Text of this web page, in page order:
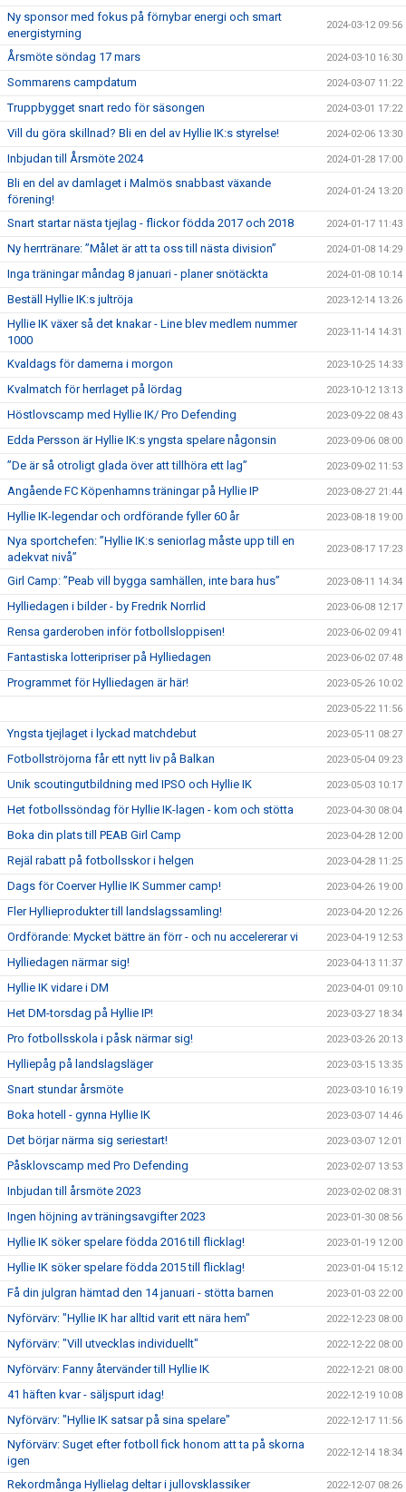
Ny sponsor med fokus på förnybar energi och smart
energistyrning
2024-03-12 09:56
Årsmöte söndag 17 mars 2024-03-10 16:30
Sommarens campdatum 2024-03-07 11:22
Truppbygget snart redo för säsongen 2024-03-01 17:22
Vill du göra skillnad? Bli en del av Hyllie IK:s styrelse! 2024-02-06 13:30
Inbjudan till Årsmöte 2024 2024-01-28 17:00
Bli en del av damlaget i Malmös snabbast växande
förening!
2024-01-24 13:20
Snart startar nästa tjejlag - flickor födda 2017 och 2018 2024-01-17 11:43
Ny herrtränare: ”Målet är att ta oss till nästa division” 2024-01-08 14:29
Inga träningar måndag 8 januari - planer snötäckta 2024-01-08 10:14
Beställ Hyllie IK:s jultröja 2023-12-14 13:26
Hyllie IK växer så det knakar - Line blev medlem nummer
1000
2023-11-14 14:31
Kvaldags för damerna i morgon 2023-10-25 14:33
Kvalmatch för herrlaget på lördag 2023-10-12 13:13
Höstlovscamp med Hyllie IK/ Pro Defending 2023-09-22 08:43
Edda Persson är Hyllie IK:s yngsta spelare någonsin 2023-09-06 08:00
”De är så otroligt glada över att tillhöra ett lag” 2023-09-02 11:53
Angående FC Köpenhamns träningar på Hyllie IP 2023-08-27 21:44
Hyllie IK-legendar och ordförande fyller 60 år 2023-08-18 19:00
Nya sportchefen: ”Hyllie IK:s seniorlag måste upp till en
adekvat nivå”
2023-08-17 17:23
Girl Camp: ”Peab vill bygga samhällen, inte bara hus” 2023-08-11 14:34
Hylliedagen i bilder - by Fredrik Norrlid 2023-06-08 12:17
Rensa garderoben inför fotbollsloppisen! 2023-06-02 09:41
Fantastiska lotteripriser på Hylliedagen 2023-06-02 07:48
Programmet för Hylliedagen är här! 2023-05-26 10:02
2023-05-22 11:56
Yngsta tjejlaget i lyckad matchdebut 2023-05-11 08:27
Fotbollströjorna får ett nytt liv på Balkan 2023-05-04 09:23
Unik scoutingutbildning med IPSO och Hyllie IK 2023-05-03 10:17
Het fotbollssöndag för Hyllie IK-lagen - kom och stötta 2023-04-30 08:04
Boka din plats till PEAB Girl Camp 2023-04-28 12:00
Rejäl rabatt på fotbollsskor i helgen 2023-04-28 11:25
Dags för Coerver Hyllie IK Summer camp! 2023-04-26 19:00
Fler Hyllieprodukter till landslagssamling! 2023-04-20 12:26
Ordförande: Mycket bättre än förr - och nu accelererar vi 2023-04-19 12:53
Hylliedagen närmar sig! 2023-04-13 11:37
Hyllie IK vidare i DM 2023-04-01 09:10
Het DM-torsdag på Hyllie IP! 2023-03-27 18:34
Pro fotbollsskola i påsk närmar sig! 2023-03-26 20:13
Hylliepåg på landslagsläger 2023-03-15 13:35
Snart stundar årsmöte 2023-03-10 16:19
Boka hotell - gynna Hyllie IK 2023-03-07 14:46
Det börjar närma sig seriestart! 2023-03-07 12:01
Påsklovscamp med Pro Defending 2023-02-07 13:53
Inbjudan till årsmöte 2023 2023-02-02 08:31
Ingen höjning av träningsavgifter 2023 2023-01-30 08:56
Hyllie IK söker spelare födda 2016 till flicklag! 2023-01-19 12:00
Hyllie IK söker spelare födda 2015 till flicklag! 2023-01-04 15:12
Få din julgran hämtad den 14 januari - stötta barnen 2023-01-03 22:00
Nyförvärv: "Hyllie IK har alltid varit ett nära hem" 2022-12-23 08:00
Nyförvärv: "Vill utvecklas individuellt" 2022-12-22 08:00
Nyförvärv: Fanny återvänder till Hyllie IK 2022-12-21 08:00
41 häften kvar - säljspurt idag! 2022-12-19 10:08
Nyförvärv: "Hyllie IK satsar på sina spelare" 2022-12-17 11:56
Nyförvärv: Suget efter fotboll fick honom att ta på skorna
igen
2022-12-14 18:34
Rekordmånga Hyllielag deltar i jullovsklassiker 2022-12-07 08:26